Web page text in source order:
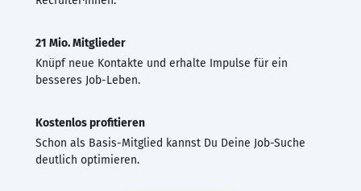
21 Mio. Mitglieder
Knüpf neue Kontakte und erhalte Impulse für ein
besseres Job-Leben.
Kostenlos profitieren
Schon als Basis-Mitglied kannst Du Deine Job-Suche
deutlich optimieren.